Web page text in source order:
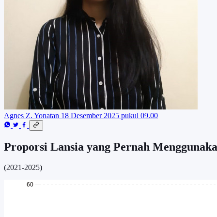
Agnes Z. Yonatan 18 Desember 2025 pukul 09.00
Proporsi Lansia yang Pernah
(2021-2025)